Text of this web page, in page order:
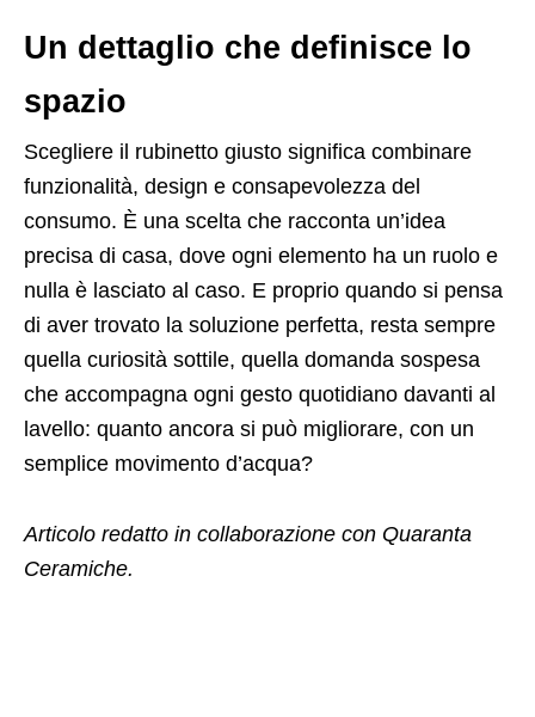
Un dettaglio che definisce lo
spazio
Scegliere il rubinetto giusto significa combinare
funzionalità, design e consapevolezza del
consumo. È una scelta che racconta un’idea
precisa di casa, dove ogni elemento ha un ruolo e
nulla è lasciato al caso. E proprio quando si pensa
di aver trovato la soluzione perfetta, resta sempre
quella curiosità sottile, quella domanda sospesa
che accompagna ogni gesto quotidiano davanti al
lavello: quanto ancora si può migliorare, con un
semplice movimento d’acqua?
Articolo redatto in collaborazione con Quaranta
Ceramiche.